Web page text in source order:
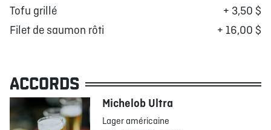
Tofu grillé
+ 3,50 $
Filet de saumon rôti
+ 16,00 $
ACCORDS
Michelob Ultra
Lager américaine